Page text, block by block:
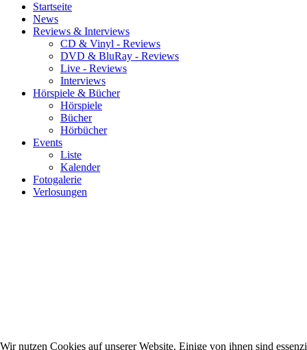
Startseite
News
Reviews & Interviews
CD & Vinyl - Reviews
DVD & BluRay - Reviews
Live - Reviews
Interviews
Hörspiele & Bücher
Hörspiele
Bücher
Hörbücher
Events
Liste
Kalender
Fotogalerie
Verlosungen
Wir nutzen Cookies auf unserer Website. Einige von ihnen sind